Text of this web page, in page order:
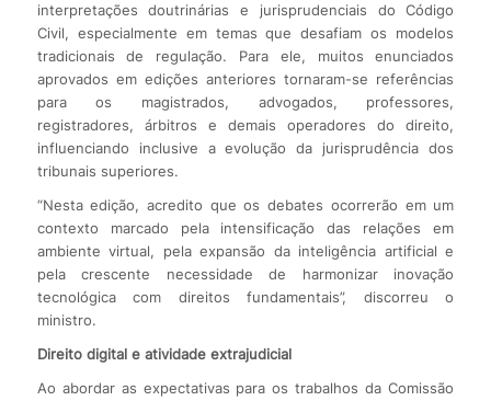
interpretações doutrinárias e jurisprudenciais do Código
Civil, especialmente em temas que desafiam os modelos
tradicionais de regulação. Para ele, muitos enunciados
aprovados em edições anteriores tornaram-se referências
para os magistrados, advogados, professores,
registradores, árbitros e demais operadores do direito,
influenciando inclusive a evolução da jurisprudência dos
tribunais superiores.
“Nesta edição, acredito que os debates ocorrerão em um
contexto marcado pela intensificação das relações em
ambiente virtual, pela expansão da inteligência artificial e
pela crescente necessidade de harmonizar inovação
tecnológica com direitos fundamentais”, discorreu o
ministro.
Direito digital e atividade extrajudicial
Ao abordar as expectativas para os trabalhos da Comissão